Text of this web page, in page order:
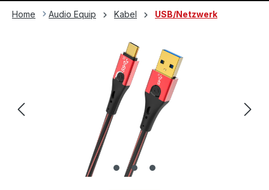
Home Audio Equip Kabel USB/Netzwerk